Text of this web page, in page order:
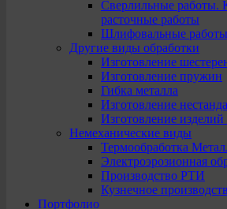
Сверлильные работы.
расточные работы
Шлифовальные работы
Другие виды обработки
Изготовление
Изготовление пружин
Гибка металла
Изготовление
Изготовление изделий
Немеханические виды
Термообработка
Электроэрозионная
Производство РТИ
Кузнечное
Портфолио